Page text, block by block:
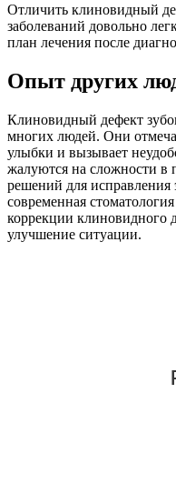
Отличить клиновидный
заболеваний довольно
план лечения после
Опыт других
Клиновидный дефект
многих людей. Они
улыбки и вызывает
жалуются на сложности в
решений для исправления
современная
коррекции клиновидного
улучшение ситуации.